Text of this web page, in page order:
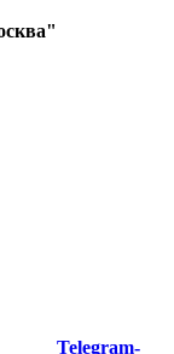
Telegram-